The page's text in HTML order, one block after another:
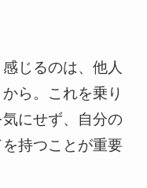
じるのは、他人
ら。これを乗り
にせず、自分の
持つことが重要